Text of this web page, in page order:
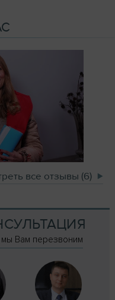
все отзывы (6)
Вам перезвоним